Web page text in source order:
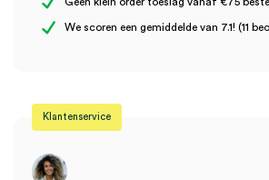
30m (1)” te beoordelen
We scoren een gemiddelde van 7.1! (11
Klantenservice